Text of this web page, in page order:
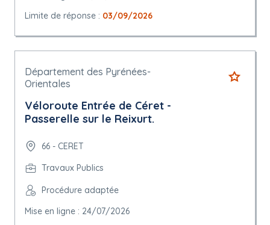
Limite de réponse : 03/09/2026
Département des Pyrénées-
Orientales
Véloroute Entrée de Céret -
Passerelle sur le Reixurt.
66 - CERET
Travaux Publics
Procédure adaptée
Mise en ligne : 24/07/2026